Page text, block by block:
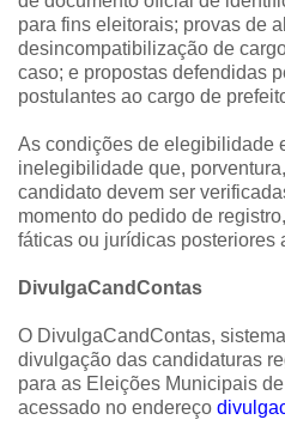
para fins eleitorais; provas de
desincompatibilização de
caso; e propostas defendidas
postulantes ao cargo de
As condições de elegibilidade
inelegibilidade que,
candidato devem ser
momento do pedido de
fáticas ou jurídicas posteriores
DivulgaCandContas
O DivulgaCandContas,
divulgação das candidaturas
para as Eleições Municipais
acessado no endereço